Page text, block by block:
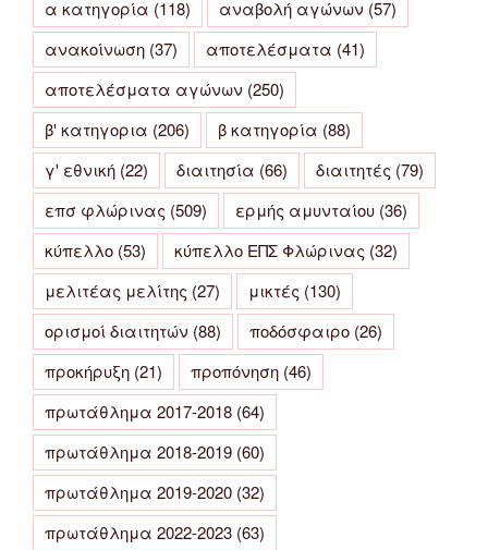
α κατηγορία (118) αναβολή αγώνων (57)
ανακοίνωση (37) αποτελέσματα (41)
αποτελέσματα αγώνων (250)
β' κατηγορια (206) β κατηγορία (88)
γ' εθνική (22) διαιτησία (66) διαιτητές (79)
επσ φλώρινας (509) ερμής αμυνταίου (36)
κύπελλο (53) κύπελλο ΕΠΣ Φλώρινας (32)
μελιτέας μελίτης (27) μικτές (130)
ορισμοί διαιτητών (88) ποδόσφαιρο (26)
προκήρυξη (21) προπόνηση (46)
πρωτάθλημα 2017-2018 (64)
πρωτάθλημα 2018-2019 (60)
πρωτάθλημα 2019-2020 (32)
πρωτάθλημα 2022-2023 (63)